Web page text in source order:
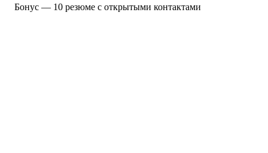
Бонус — 10 резюме с открытыми контактами